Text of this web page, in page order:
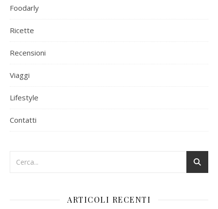
Foodarly
Ricette
Recensioni
Viaggi
Lifestyle
Contatti
ARTICOLI RECENTI